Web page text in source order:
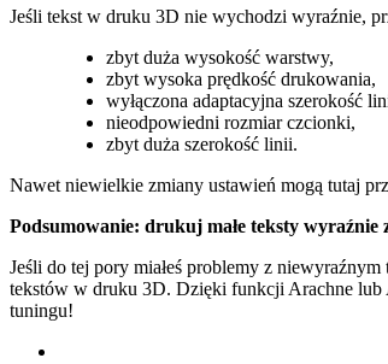
Jeśli tekst w druku 3D nie wychodzi wyraźnie,
zbyt duża wysokość warstwy,
zbyt wysoka prędkość drukowania,
wyłączona adaptacyjna szerokość
nieodpowiedni rozmiar czcionki,
zbyt duża szerokość linii.
Nawet niewielkie zmiany ustawień mogą tutaj
Podsumowanie: drukuj małe teksty wyraźnie
Jeśli do tej pory miałeś problemy z
tekstów w druku 3D. Dzięki funkcji Arachne lub
tuningu!